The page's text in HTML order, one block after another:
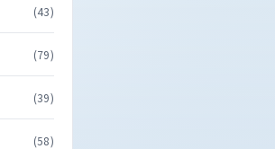
(43)
(79)
(39)
(58)